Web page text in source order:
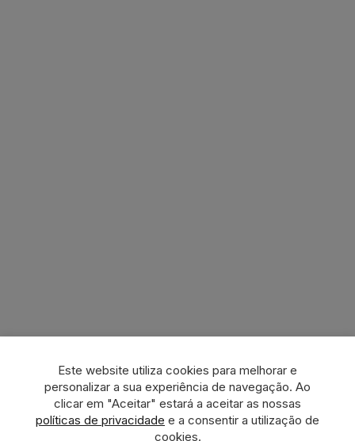
Este website utiliza cookies para melhorar e
personalizar a sua experiência de navegação. Ao
clicar em "Aceitar" estará a aceitar as nossas
políticas de privacidade e a consentir a utilização de
cookies.